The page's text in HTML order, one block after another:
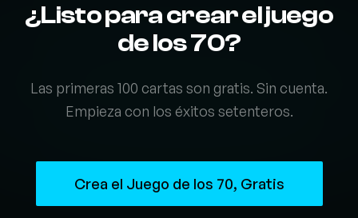
¿Listo para crear el juego
de los 70?
Las primeras 100 cartas son gratis. Sin cuenta.
Empieza con los éxitos setenteros.
Crea el Juego de los 70, Gratis